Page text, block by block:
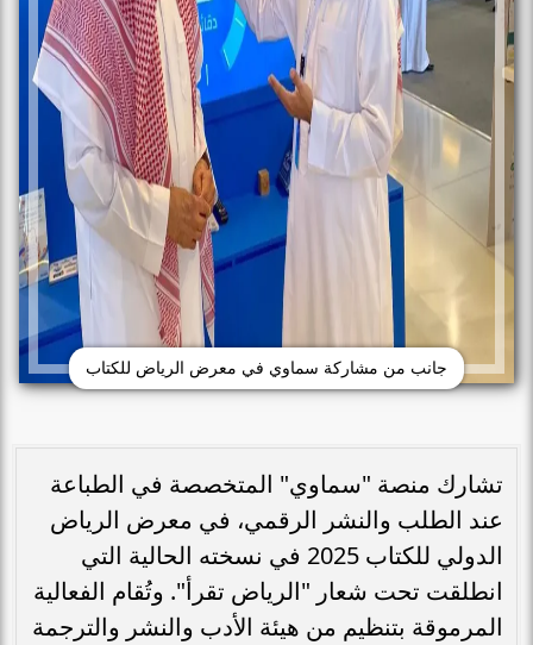
جانب من مشاركة سماوي في معرض الرياض للكتاب
تشارك منصة "سماوي" المتخصصة في الطباعة
عند الطلب والنشر الرقمي، في معرض الرياض
الدولي للكتاب 2025 في نسخته الحالية التي
انطلقت تحت شعار "الرياض تقرأ". وتُقام الفعالية
المرموقة بتنظيم من هيئة الأدب والنشر والترجمة